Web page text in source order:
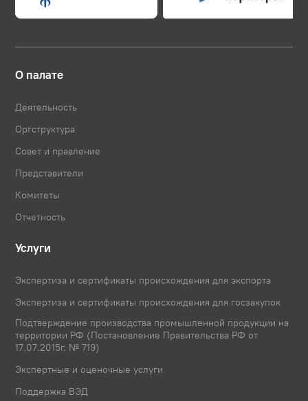
О палате
Деятельность
Оргструктура
Совет и правление
Представители
Комитеты
Отчетность
Услуги
Экспертиза и сертификаты происхождения для экспорта
Экспертиза и сертификаты происхождения для госзакупок
Подтверждение производства промышленной продукции на
территории РФ (Постановление Правительства РФ от
17.07.2015г. № 719)
Экспертные и оценочные услуги
Поддержка ВЭД